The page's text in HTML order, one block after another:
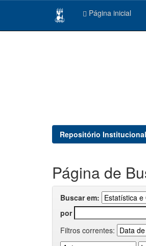
Página inicial
Repositório
Página de
Buscar em:
por
Filtros correntes: